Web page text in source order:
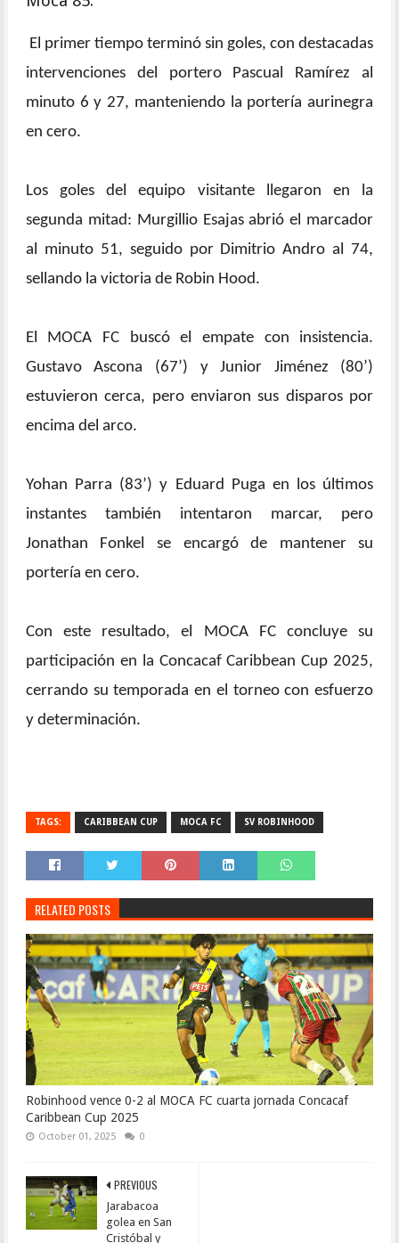
El primer tiempo terminó sin goles, con destacadas
intervenciones del portero Pascual Ramírez al
minuto 6 y 27, manteniendo la portería aurinegra
en cero.
Los goles del equipo visitante llegaron en la
segunda mitad: Murgillio Esajas abrió el marcador
al minuto 51, seguido por Dimitrio Andro al 74,
sellando la victoria de Robin Hood.
El MOCA FC buscó el empate con insistencia.
Gustavo Ascona (67’) y Junior Jiménez (80’)
estuvieron cerca, pero enviaron sus disparos por
encima del arco.
Yohan Parra (83’) y Eduard Puga en los últimos
instantes también intentaron marcar, pero
Jonathan Fonkel se encargó de mantener su
portería en cero.
Con este resultado, el MOCA FC concluye su
participación en la Concacaf Caribbean Cup 2025,
cerrando su temporada en el torneo con esfuerzo
y determinación.
TAGS: CARIBBEAN CUP MOCA FC SV ROBINHOOD
RELATED POSTS
Robinhood vence 0-2 al MOCA FC cuarta jornada Concacaf
Caribbean Cup 2025
October 01, 2025 0
PREVIOUS
Jarabacoa
golea en San
Cristóbal y